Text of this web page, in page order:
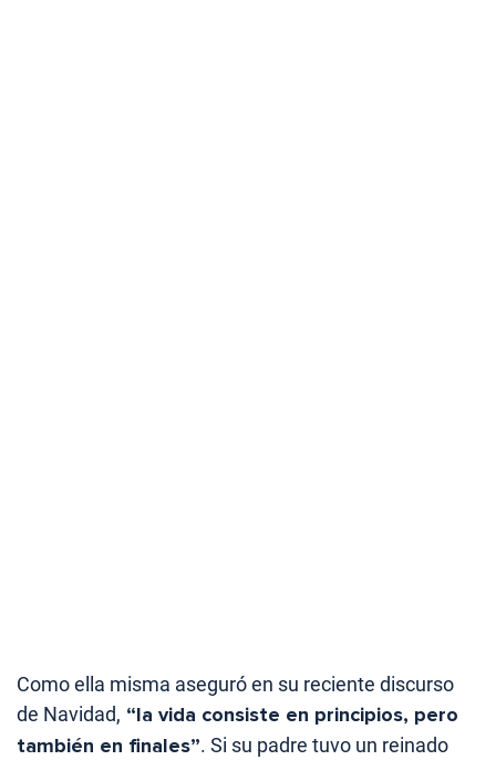
Como ella misma aseguró en su reciente discurso
de Navidad, “la vida consiste en principios, pero
también en finales”. Si su padre tuvo un reinado